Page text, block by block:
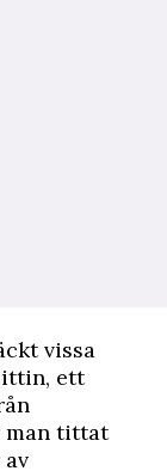
vissa
ett
man tittat